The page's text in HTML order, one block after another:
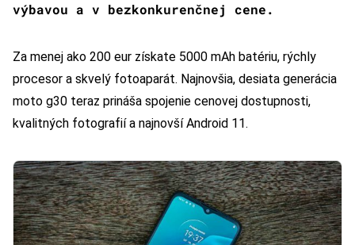
výbavou a v bezkonkurenčnej cene.
Za menej ako 200 eur získate 5000 mAh batériu, rýchly
procesor a skvelý fotoaparát. Najnovšia, desiata generácia
moto g30 teraz prináša spojenie cenovej dostupnosti,
kvalitných fotografií a najnovší Android 11.